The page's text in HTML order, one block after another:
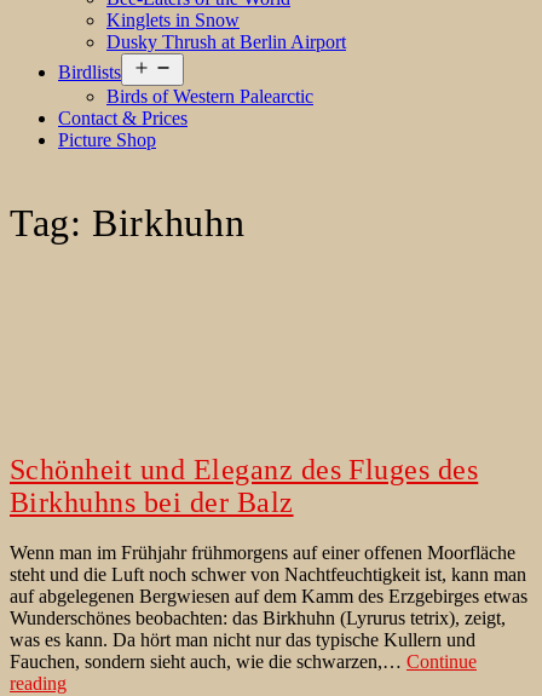
Kinglets in Snow
Dusky Thrush at Berlin Airport
Birdlists
menu
Birds of Western Palearctic
Contact & Prices
Picture Shop
Tag: Birkhuhn
Schönheit und Eleganz des Fluges des
Birkhuhns bei der Balz
Wenn man im Frühjahr frühmorgens auf einer offenen Moorfläche
steht und die Luft noch schwer von Nachtfeuchtigkeit ist, kann man
auf abgelegenen Bergwiesen auf dem Kamm des Erzgebirges etwas
Wunderschönes beobachten: das Birkhuhn (Lyrurus tetrix), zeigt,
was es kann. Da hört man nicht nur das typische Kullern und
Fauchen, sondern sieht auch, wie die schwarzen,… Continue
readingSchönheit